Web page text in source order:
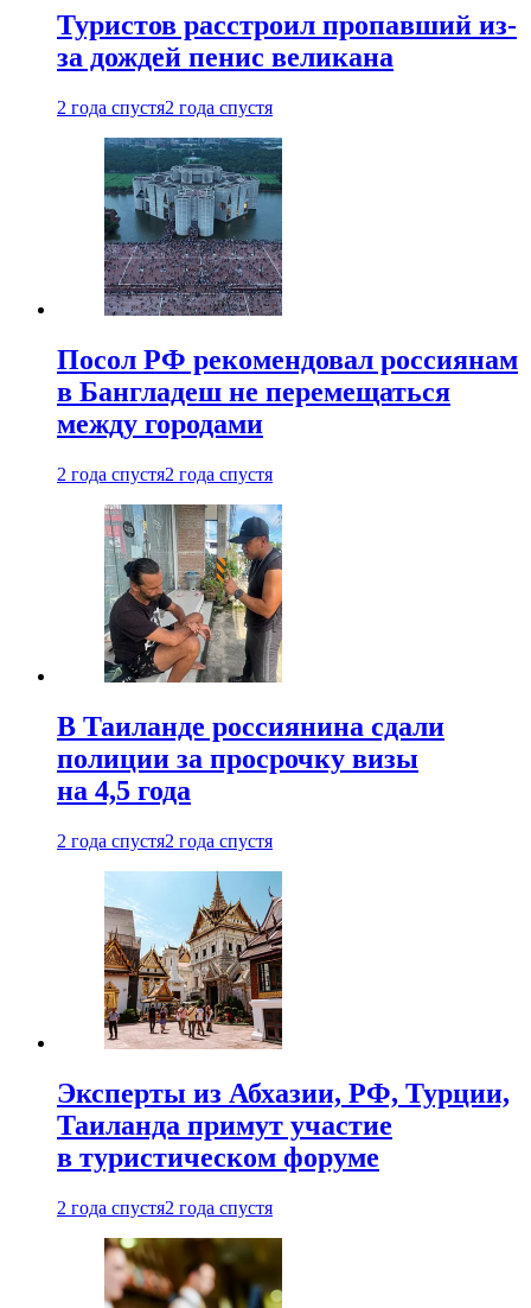
Туристов расстроил пропавший из-
за дождей пенис великана
2 года спустя2 года спустя
Посол РФ рекомендовал россиянам
в Бангладеш не перемещаться
между городами
2 года спустя2 года спустя
В Таиланде россиянина сдали
полиции за просрочку визы
на 4,5 года
2 года спустя2 года спустя
Эксперты из Абхазии, РФ, Турции,
Таиланда примут участие
в туристическом форуме
2 года спустя2 года спустя